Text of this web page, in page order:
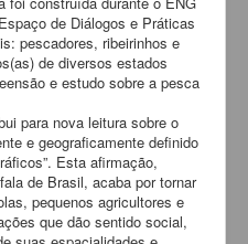
de Diálogos e Práticas
pescadores, ribeirinhos e
de diversos estados
e estudo sobre a pesca
para nova leitura sobre o
e geograficamente definido
Esta afirmação,
de Brasil, acaba por tornar
pequenos agricultores e
que dão sentido social,